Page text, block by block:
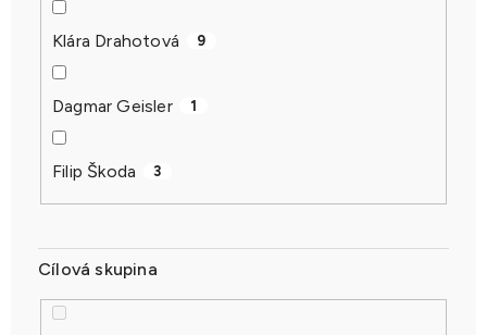
Klára Drahotová 9
Dagmar Geisler 1
Filip Škoda 3
Cílová skupina